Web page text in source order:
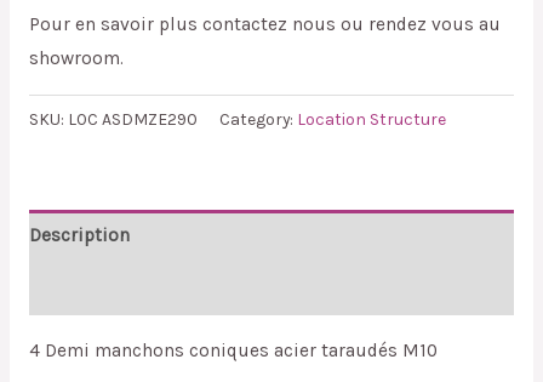
Pour en savoir plus contactez nous ou rendez vous au
showroom.
SKU: LOC ASDMZE290 Category: Location Structure
Description
4 Demi manchons coniques acier taraudés M10